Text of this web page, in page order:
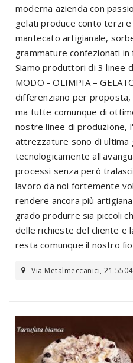
moderna azienda con
gelati produce conto terzi
mantecato artigianale,
grammature confezionati
Siamo produttori di 3 linee
MODO - OLIMPIA –
differenziano per
ma tutte comunque di
nostre linee di produzione,
attrezzature sono di ultima
tecnologicamente
processi senza però
lavoro da noi fortemente
rendere ancora più
grado produrre sia piccoli
delle richieste del cliente e
resta comunque il nostro
Via Metalmeccanici, 21